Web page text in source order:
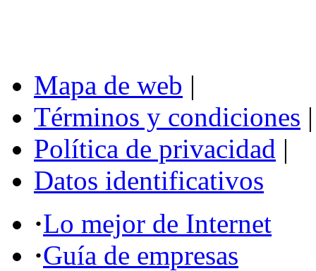
Mapa de web |
Términos y condiciones |
Política de privacidad |
Datos identificativos
·Lo mejor de Internet
·Guía de empresas